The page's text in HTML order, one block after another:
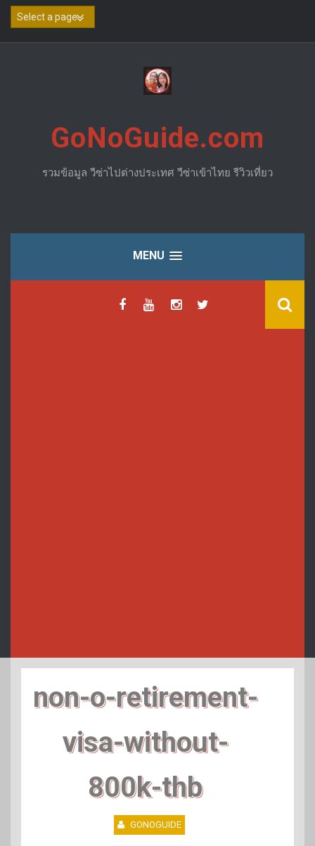
Skip
GoNoGuide.com
รวมข้อมูล วีซ่าไปต่างประเทศ วีซ่าเข้าไทย รีวิวเที่ยว
MENU
non-o-retirement-
visa-without-
800k-thb
GONOGUIDE